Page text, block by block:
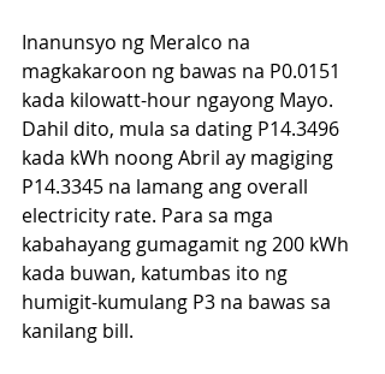
Inanunsyo ng Meralco na
magkakaroon ng bawas na P0.0151
kada kilowatt-hour ngayong Mayo.
Dahil dito, mula sa dating P14.3496
kada kWh noong Abril ay magiging
P14.3345 na lamang ang overall
electricity rate. Para sa mga
kabahayang gumagamit ng 200 kWh
kada buwan, katumbas ito ng
humigit-kumulang P3 na bawas sa
kanilang bill.